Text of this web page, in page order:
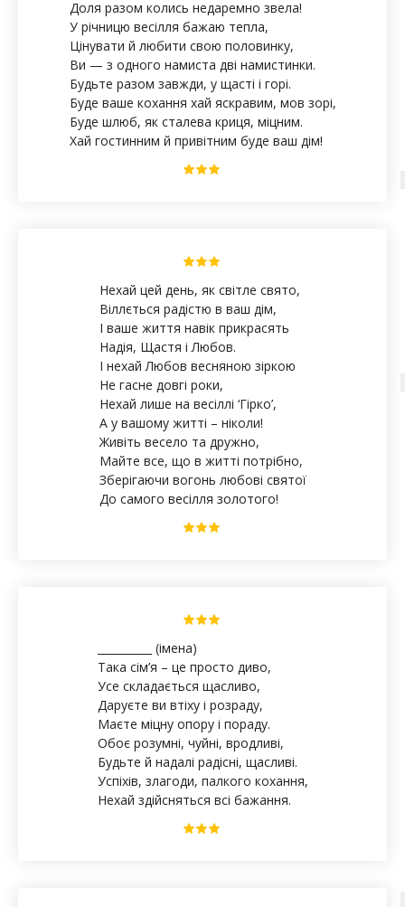
Доля разом колись недаремно звела!
У річницю весілля бажаю тепла,
Цінувати й любити свою половинку,
Ви — з одного намиста дві намистинки.
Будьте разом завжди, у щасті і горі.
Буде ваше кохання хай яскравим, мов зорі,
Буде шлюб, як сталева криця, міцним.
Хай гостинним й привітним буде ваш дім!
Нехай цей день, як світле свято,
Віллється радістю в ваш дім,
І ваше життя навік прикрасять
Надія, Щастя і Любов.
І нехай Любов весняною зіркою
Не гасне довгі роки,
Нехай лише на весіллі ‘Гірко’,
А у вашому житті – ніколи!
Живіть весело та дружно,
Майте все, що в житті потрібно,
Зберігаючи вогонь любові святої
До самого весілля золотого!
__________ (імена)
Така сім’я – це просто диво,
Усе складається щасливо,
Даруєте ви втіху і розраду,
Маєте міцну опору і пораду.
Обоє розумні, чуйні, вродливі,
Будьте й надалі радісні, щасливі.
Успіхів, злагоди, палкого кохання,
Нехай здійсняться всі бажання.